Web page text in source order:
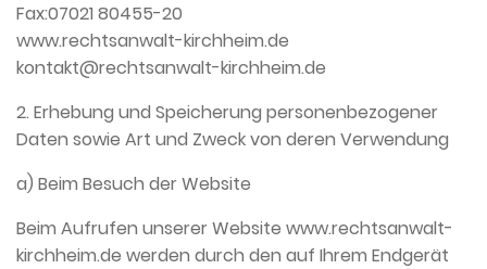
Fax:07021 80455-20
www.rechtsanwalt-kirchheim.de
kontakt@rechtsanwalt-kirchheim.de
2. Erhebung und Speicherung personenbezogener
Daten sowie Art und Zweck von deren Verwendung
a) Beim Besuch der Website
Beim Aufrufen unserer Website www.rechtsanwalt-
kirchheim.de werden durch den auf Ihrem Endgerät